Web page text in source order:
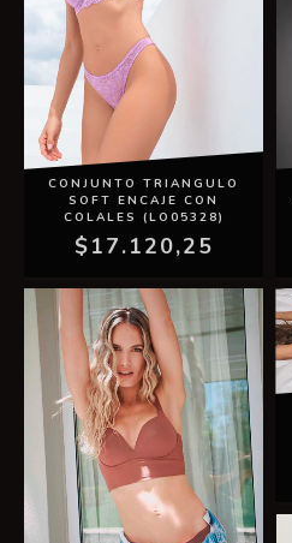
CONJUNTO TRIANGULO
SOFT ENCAJE CON
COLALES (LO05328)
$17.120,25